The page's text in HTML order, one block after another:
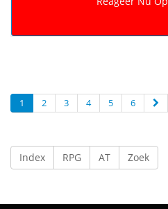
1 2 3 4 5 6
Index RPG AT Zoek